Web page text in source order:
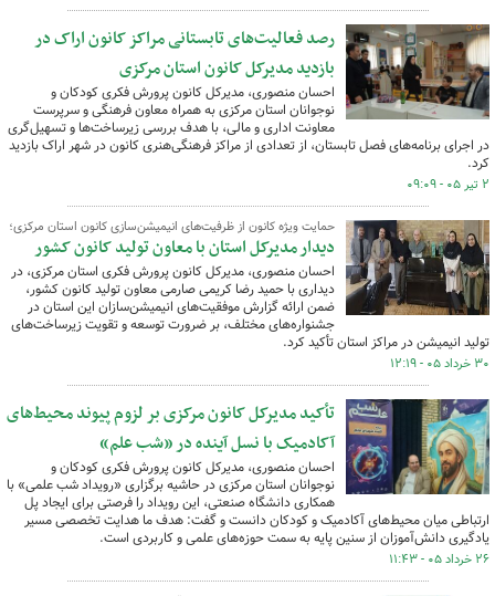
رصد فعالیت‌های تابستانی مراکز کانون اراک در
بازدید مدیرکل کانون استان مرکزی
احسان منصوری، مدیرکل کانون پرورش فکری کودکان و
نوجوانان استان مرکزی به همراه معاون فرهنگی و سرپرست
معاونت اداری و مالی، با هدف بررسی زیرساخت‌ها و تسهیل‌گری
در اجرای برنامه‌های فصل تابستان، از تعدادی از مراکز فرهنگی‌هنری کانون در شهر اراک بازدید
کرد.
۲ تیر ۰۵ - ۰۹:۰۹
حمایت ویژه کانون از ظرفیت‌های انیمیشن‌سازی کانون استان مرکزی؛
دیدار مدیرکل استان با معاون تولید کانون کشور
احسان منصوری، مدیرکل کانون پرورش فکری استان مرکزی، در
دیداری با حمید رضا کریمی صارمی معاون تولید کانون کشور،
ضمن ارائه گزارش موفقیت‌های انیمیشن‌سازان این استان در
جشنواره‌های مختلف، بر ضرورت توسعه و تقویت زیرساخت‌های
تولید انیمیشن در مراکز استان تأکید کرد.
۳۰ خرداد ۰۵ - ۱۲:۱۹
تأکید مدیرکل کانون مرکزی بر لزوم پیوند محیط‌های
آکادمیک با نسل آینده در «شب علم»
احسان منصوری، مدیرکل کانون پرورش فکری کودکان و
نوجوانان استان مرکزی در حاشیه برگزاری «رویداد شب علمی» با
همکاری دانشگاه صنعتی، این رویداد را فرصتی برای ایجاد پل
ارتباطی میان محیط‌های آکادمیک و کودکان دانست و گفت: هدف ما هدایت تخصصی مسیر
یادگیری دانش‌آموزان از سنین پایه به سمت حوزه‌های علمی و کاربردی است.
۲۶ خرداد ۰۵ - ۱۱:۴۳